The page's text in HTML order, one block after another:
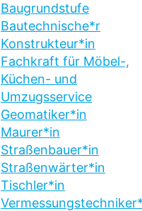
Baugrundstufe
Bautechnische*r
Konstrukteur*in
Fachkraft für Möbel-,
Küchen- und
Umzugsservice
Geomatiker*in
Maurer*in
Straßenbauer*in
Straßenwärter*in
Tischler*in